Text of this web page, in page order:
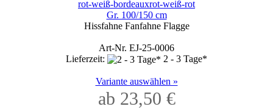
rot-weiß-bordeauxrot-weiß-rot
Gr. 100/150 cm
Hissfahne Fanfahne Flagge
Art-Nr. EJ-25-0006
Lieferzeit:
2 - 3 Tage*
Variante auswählen »
ab 23,50 €